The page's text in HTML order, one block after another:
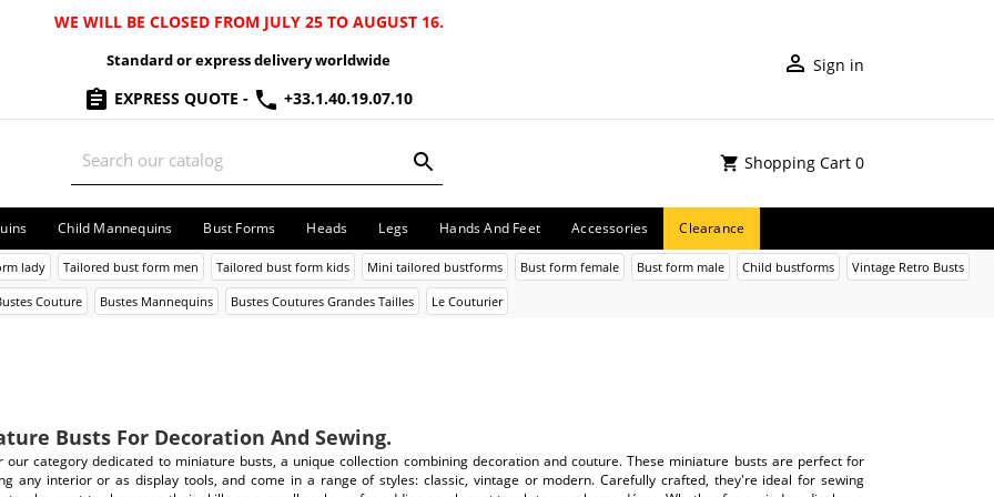
WE WILL BE CLOSED FROM JULY 25 TO AUGUST 16.
Standard or express delivery worldwide
EXPRESS QUOTE- +33.1.40.19.07.10
Sign in
Shopping Cart 0
Child Mannequins Bust Forms Heads Legs Hands And Feet Accessories Clearance
lady Tailored bust form men Tailored bust form kids Mini tailored bustforms Bust form female Bust form male Child bustforms Vintage Retro Busts
Couture Bustes Mannequins Bustes Coutures Grandes Tailles Le Couturier
Busts For Decoration And Sewing.
our category dedicated to miniature busts, a unique collection combining decoration and couture. These miniature busts are perfect for
any interior or as display tools, and come in a range of styles: classic, vintage or modern. Carefully crafted, they're ideal for sewing